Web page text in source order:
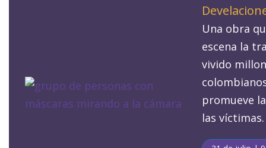
Una obra
escena la
vivido
promueve
las víctimas.